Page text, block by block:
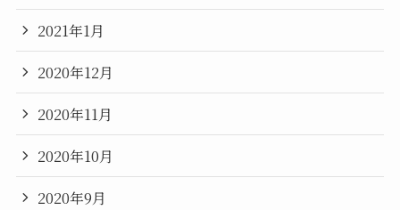
2021年1月
2020年12月
2020年11月
2020年10月
2020年9月